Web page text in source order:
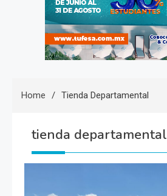
Home Tienda Departamental
tienda departamental